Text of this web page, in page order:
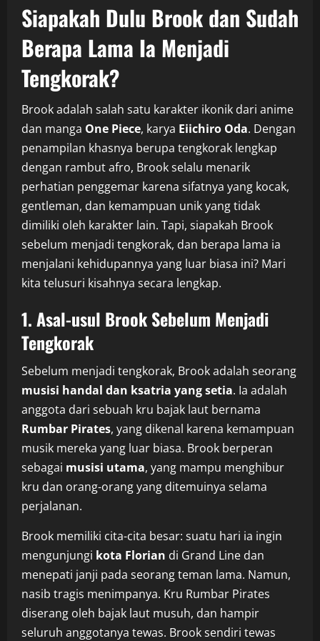
Siapakah Dulu Brook dan Sudah
Berapa Lama Ia Menjadi
Tengkorak?
Brook adalah salah satu karakter ikonik dari anime
dan manga One Piece, karya Eiichiro Oda. Dengan
penampilan khasnya berupa tengkorak lengkap
dengan rambut afro, Brook selalu menarik
perhatian penggemar karena sifatnya yang kocak,
gentleman, dan kemampuan unik yang tidak
dimiliki oleh karakter lain. Tapi, siapakah Brook
sebelum menjadi tengkorak, dan berapa lama ia
menjalani kehidupannya yang luar biasa ini? Mari
kita telusuri kisahnya secara lengkap.
1. Asal-usul Brook Sebelum Menjadi
Tengkorak
Sebelum menjadi tengkorak, Brook adalah seorang
musisi handal dan ksatria yang setia. Ia adalah
anggota dari sebuah kru bajak laut bernama
Rumbar Pirates, yang dikenal karena kemampuan
musik mereka yang luar biasa. Brook berperan
sebagai musisi utama, yang mampu menghibur
kru dan orang-orang yang ditemuinya selama
perjalanan.
Brook memiliki cita-cita besar: suatu hari ia ingin
mengunjungi kota Florian di Grand Line dan
menepati janji pada seorang teman lama. Namun,
nasib tragis menimpanya. Kru Rumbar Pirates
diserang oleh bajak laut musuh, dan hampir
seluruh anggotanya tewas. Brook sendiri tewas